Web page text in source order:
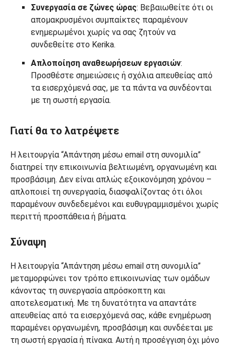
Συνεργασία σε ζώνες ώρας: Βεβαιωθείτε ότι οι
απομακρυσμένοι συμπαίκτες παραμένουν
ενημερωμένοι χωρίς να σας ζητούν να
συνδεθείτε στο Kerika.
Απλοποίηση αναθεωρήσεων εργασιών:
Προσθέστε σημειώσεις ή σχόλια απευθείας από
τα εισερχόμενά σας, με τα πάντα να συνδέονται
με τη σωστή εργασία.
Γιατί θα το λατρέψετε
Η λειτουργία “Απάντηση μέσω email στη συνομιλία”
διατηρεί την επικοινωνία βελτιωμένη, οργανωμένη και
προσβάσιμη. Δεν είναι απλώς εξοικονόμηση χρόνου –
απλοποιεί τη συνεργασία, διασφαλίζοντας ότι όλοι
παραμένουν συνδεδεμένοι και ευθυγραμμισμένοι χωρίς
περιττή προσπάθεια ή βήματα.
Σύναψη
Η λειτουργία “Απάντηση μέσω email στη συνομιλία”
μεταμορφώνει τον τρόπο επικοινωνίας των ομάδων
κάνοντας τη συνεργασία απρόσκοπτη και
αποτελεσματική. Με τη δυνατότητα να απαντάτε
απευθείας από τα εισερχόμενά σας, κάθε ενημέρωση
παραμένει οργανωμένη, προσβάσιμη και συνδέεται με
τη σωστή εργασία ή πίνακα. Αυτή η προσέγγιση όχι μόνο